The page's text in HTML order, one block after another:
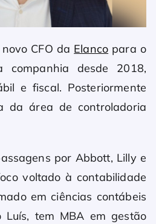
CFO da Elanco para o
companhia desde 2018,
e fiscal. Posteriormente
da área de controladoria
por Abbott, Lilly e
voltado à contabilidade
em ciências contábeis
Luís, tem MBA em gestão